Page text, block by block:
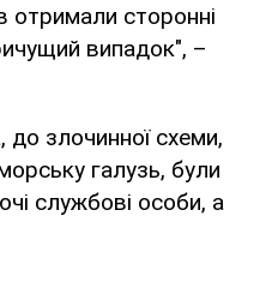
отримали сторонні
випадок", –
злочинної схеми,
галузь, були
службові особи, а